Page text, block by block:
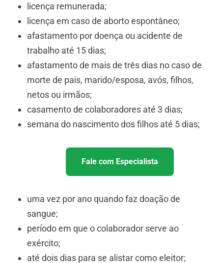
licença remunerada;
licença em caso de aborto espontâneo;
afastamento por doença ou acidente de
trabalho até 15 dias;
afastamento de mais de três dias no caso de
morte de pais, marido/esposa, avós, filhos,
netos ou irmãos;
casamento de colaboradores até 3 dias;
semana do nascimento dos filhos até 5 dias;
Fale com Especialista
uma vez por ano quando faz doação de
sangue;
período em que o colaborador serve ao
exército;
até dois dias para se alistar como eleitor;